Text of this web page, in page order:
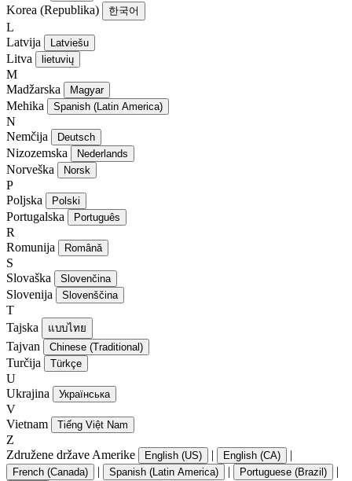
Korea (Republika) 한국어
L
Latvija
Latviešu
Litva lietuvių
M
Madžarska
Magyar
Mehika Spanish (Latin America)
N
Nemčija
Deutsch
Nizozemska Nederlands
Norveška Norsk
P
Poljska
Polski
Portugalska Português
R
Romunija
Română
S
Slovaška
Slovenčina
Slovenija Slovenščina
T
Tajska
แบบไทย
Tajvan Chinese (Traditional)
Turčija Türkçe
U
Ukrajina
Українська
V
Vietnam
Tiếng Việt Nam
Z
Združene države Amerike
English (US) | English (CA) |
French (Canada) | Spanish (Latin America) | Portuguese (Brazil) |